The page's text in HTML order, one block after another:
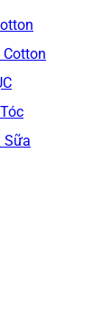
Cotton
Sữa